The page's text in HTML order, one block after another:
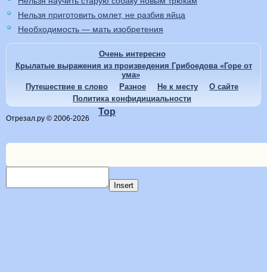
Нельзя приготовить омлет, не разбив яйца
Необходимость — мать изобретения
Очень интересно
Крылатые выражения из произведения Грибоедова «Горе от
ума»
Путешествие в слово
Разное Не к месту
О сайте
Политика конфидициальности
Отрезал.ру © 2006-2026
Top
Insert